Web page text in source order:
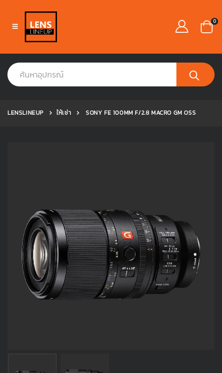
0
LENSLINEUP ให้เช่า SONY FE 100MM F/2.8 MACRO GM OSS